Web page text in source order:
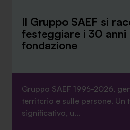
Il Gruppo SAEF si
festeggiare i 30 anni
fondazione
Gruppo SAEF 1996-2026,
territorio e sulle persone. Un
significativo, u...